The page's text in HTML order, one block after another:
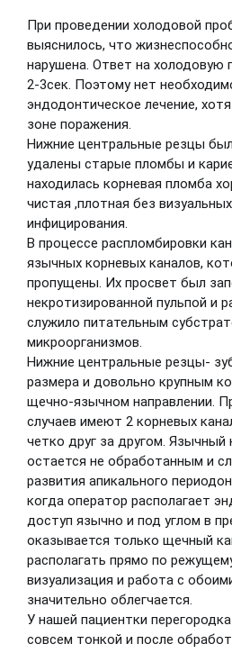
При проведении холодовой
выяснилось, что
нарушена. Ответ на холодовую
2-3сек. Поэтому нет
эндодонтическое лечение,
зоне поражения.
Нижние центральные резцы
удалены старые пломбы и
находилась корневая пломба
чистая ,плотная без
инфицирования.
В процессе распломбировки
язычных корневых каналов,
пропущены. Их просвет был
некротизированной пульпой и
служило питательным
микроорганизмов.
Нижние центральные резцы-
размера и довольно крупным
щечно-язычном направлении.
случаев имеют 2 корневых
четко друг за другом. Язычный
остается не обработанным и
развития апикального
когда оператор располагает
доступ язычно и под углом в
оказывается только щечный
располагать прямо по
визуализация и работа с
значительно облегчается.
У нашей пациентки
совсем тонкой и после